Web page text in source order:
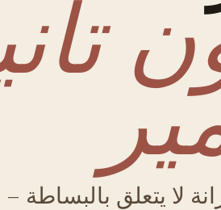
لا يتعلق بالبساطة